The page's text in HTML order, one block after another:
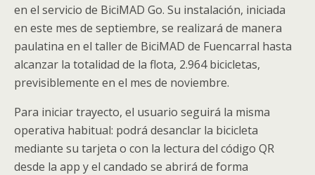
en el servicio de BiciMAD Go. Su instalación, iniciada
en este mes de septiembre, se realizará de manera
paulatina en el taller de BiciMAD de Fuencarral hasta
alcanzar la totalidad de la flota, 2.964 bicicletas,
previsiblemente en el mes de noviembre.
Para iniciar trayecto, el usuario seguirá la misma
operativa habitual: podrá desanclar la bicicleta
mediante su tarjeta o con la lectura del código QR
desde la app y el candado se abrirá de forma